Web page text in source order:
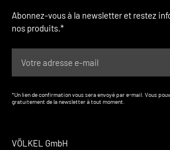
VÖLKEL GmbH
Abonnez-vous à la newsletter et restez
nos produits.*
*Un lien de confirmation vous sera envoyé par e-mail. Vous
gratuitement de la newsletter à tout moment.